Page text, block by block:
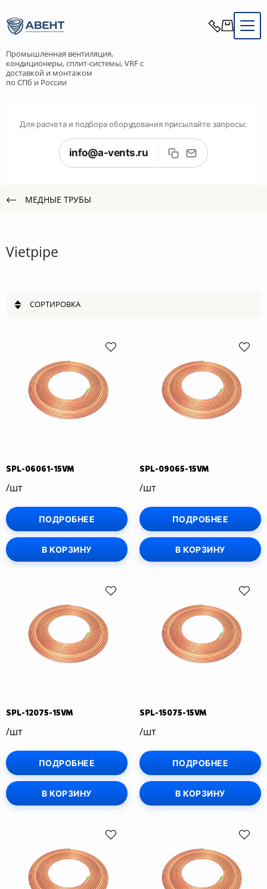
Промышленная вентиляция,
кондиционеры, сплит-системы, VRF с
доставкой и монтажом
по СПб и России
Для расчета и подбора оборудования присылайте запросы:
info@a-vents.ru
МЕДНЫЕ ТРУБЫ
Vietpipe
СОРТИРОВКА
SPL-06061-15VM
/шт
ПОДРОБНЕЕ
В КОРЗИНУ
SPL-09065-15VM
/шт
ПОДРОБНЕЕ
В КОРЗИНУ
SPL-12075-15VM
/шт
ПОДРОБНЕЕ
В КОРЗИНУ
SPL-15075-15VM
/шт
ПОДРОБНЕЕ
В КОРЗИНУ